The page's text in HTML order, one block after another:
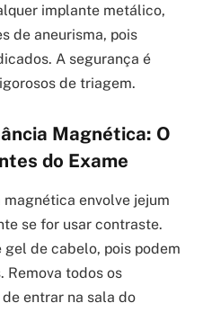
implante metálico,
de aneurisma, pois
A segurança é
de triagem.
Magnética: O
do Exame
envolve jejum
se for usar contraste.
gel de cabelo, pois podem
todos os
entrar na sala do